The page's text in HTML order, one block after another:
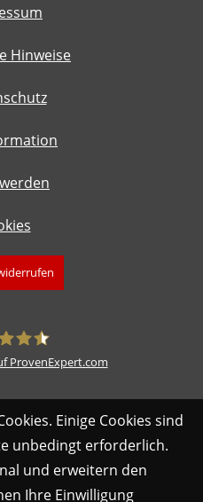
Hinweise
ProvenExpert.com
Einige Cookies sind
unbedingt erforderlich.
und erweitern den
Ihre Einwilligung